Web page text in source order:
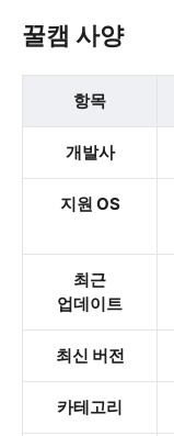
꿀캠 사양
항목
개발사
지원 OS
최근
업데이트
최신 버전
카테고리